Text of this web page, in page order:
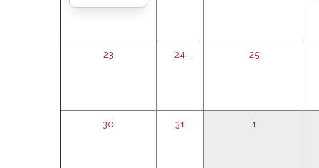
23 24 25
30 31 1